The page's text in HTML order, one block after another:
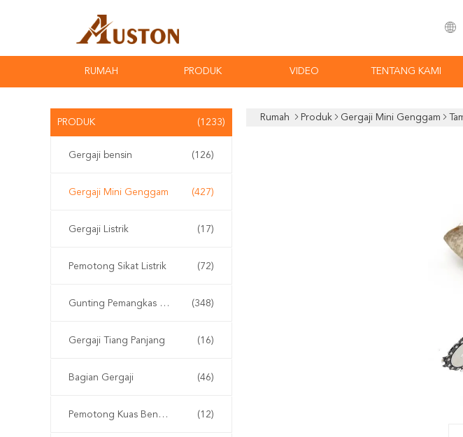
RUMAH PRODUK VIDEO TENTANG KAMI
PRODUK (1233)
Gergaji bensin (126)
Gergaji Mini Genggam (427)
Gergaji Listrik (17)
Pemotong Sikat Listrik (72)
Gunting Pemangkas Elektrik (348)
Gergaji Tiang Panjang (16)
Bagian Gergaji (46)
Pemotong Kuas Bensin (12)
Rumah Produk Gergaji Mini Genggam